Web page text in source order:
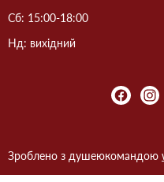
Сб: 15:00-18:00
Нд: вихідний
Зроблено з душеюкомандою